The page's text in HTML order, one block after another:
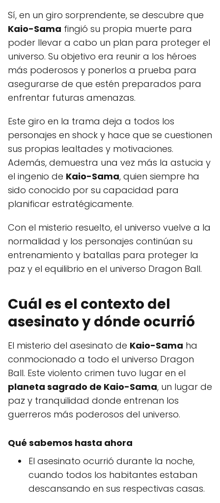
Sí, en un giro sorprendente, se descubre que
Kaio-Sama fingió su propia muerte para
poder llevar a cabo un plan para proteger el
universo. Su objetivo era reunir a los héroes
más poderosos y ponerlos a prueba para
asegurarse de que estén preparados para
enfrentar futuras amenazas.
Este giro en la trama deja a todos los
personajes en shock y hace que se cuestionen
sus propias lealtades y motivaciones.
Además, demuestra una vez más la astucia y
el ingenio de Kaio-Sama, quien siempre ha
sido conocido por su capacidad para
planificar estratégicamente.
Con el misterio resuelto, el universo vuelve a la
normalidad y los personajes continúan su
entrenamiento y batallas para proteger la
paz y el equilibrio en el universo Dragon Ball.
Cuál es el contexto del
asesinato y dónde ocurrió
El misterio del asesinato de Kaio-Sama ha
conmocionado a todo el universo Dragon
Ball. Este violento crimen tuvo lugar en el
planeta sagrado de Kaio-Sama, un lugar de
paz y tranquilidad donde entrenan los
guerreros más poderosos del universo.
Qué sabemos hasta ahora
El asesinato ocurrió durante la noche,
cuando todos los habitantes estaban
descansando en sus respectivas casas.